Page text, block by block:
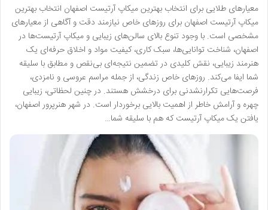
معیارهای طلایی برای انتخاب بهترین میکاپ آرتیست اصفهان انتخاب بهترین
میکاپ آرتیست اصفهان برای روزهای خاص نیازمند دقت و آگاهی از معیارهای
مشخصی است. با وجود تنوع بالای سالن‌های زیبایی و میکاپ آرتیست‌ها در
اصفهان، شناخت توانایی‌ها، سبک کاری، کیفیت مواد و اخلاق حرفه‌ای یک
هنرمند زیبایی، نقش کلیدی در تضمین نتیجه‌ای بی‌نقص و مطابق با سلیقه
شما ایفا می‌کند. روزهای خاص زندگی، از جمله مراسم عروسی و نامزدی،
فرصت‌هایی تکرارنشدنی برای درخشش هستند. در چنین لحظاتی، زیبایی
چهره و آرامش خاطر از اهمیت بالایی برخوردار است. در شهر هنرپرور اصفهان،
یافتن یک میکاپ آرتیست که هم با سلیقه شما…